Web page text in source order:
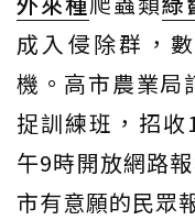
成入侵除群，
機。高市農業局
捉訓練班，招
午9時開放網路
市有意願的民眾